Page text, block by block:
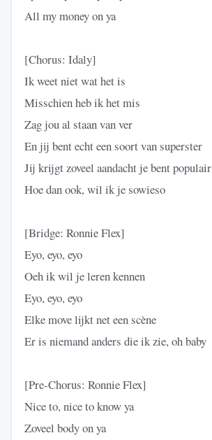
All my money on ya
[Chorus: Idaly]
Ik weet niet wat het is
Misschien heb ik het mis
Zag jou al staan van ver
En jij bent echt een soort van superster
Jij krijgt zoveel aandacht je bent populair
Hoe dan ook, wil ik je sowieso
[Bridge: Ronnie Flex]
Eyo, eyo, eyo
Oeh ik wil je leren kennen
Eyo, eyo, eyo
Elke move lijkt net een scène
Er is niemand anders die ik zie, oh baby
[Pre-Chorus: Ronnie Flex]
Nice to, nice to know ya
Zoveel body on ya